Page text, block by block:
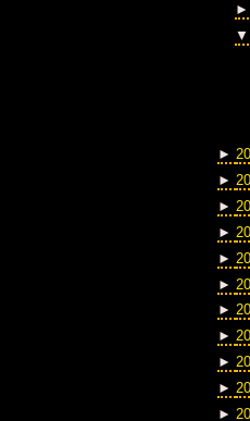
►
▼
►
►
►
►
►
►
►
►
►
►
►